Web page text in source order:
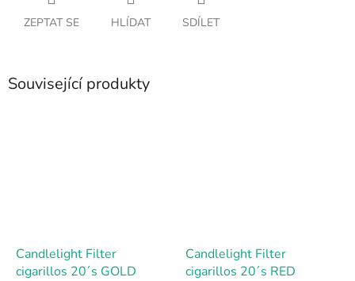
ZEPTAT SE HLÍDAT SDÍLET
Související produkty
Candlelight Filter
cigarillos 20´s GOLD
Candlelight Filter
cigarillos 20´s RED